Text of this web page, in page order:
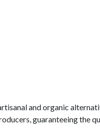
and organic
guaranteeing the